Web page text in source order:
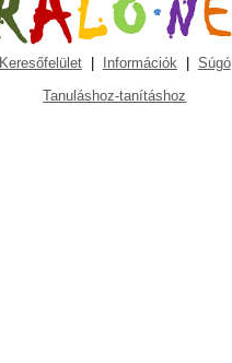
Keresőfelület| Információk| Súgó
Tanuláshoz-tanításhoz